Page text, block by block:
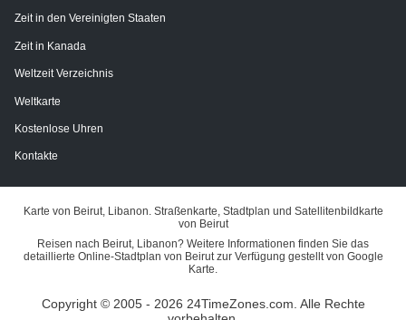
Zeit in den Vereinigten Staaten
Zeit in Kanada
Weltzeit Verzeichnis
Weltkarte
Kostenlose Uhren
Kontakte
Karte von Beirut, Libanon. Straßenkarte, Stadtplan und Satellitenbildkarte
von Beirut
Reisen nach Beirut, Libanon? Weitere Informationen finden Sie das
detaillierte Online-Stadtplan von Beirut zur Verfügung gestellt von Google
Karte.
Copyright © 2005 - 2026 24TimeZones.com. Alle Rechte